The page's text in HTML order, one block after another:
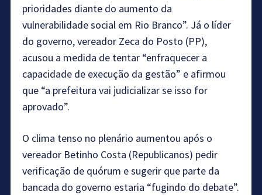
prioridades diante do aumento da
vulnerabilidade social em Rio Branco”. Já o líder
do governo, vereador Zeca do Posto (PP),
acusou a medida de tentar “enfraquecer a
capacidade de execução da gestão” e afirmou
que “a prefeitura vai judicializar se isso for
aprovado”.
O clima tenso no plenário aumentou após o
vereador Betinho Costa (Republicanos) pedir
verificação de quórum e sugerir que parte da
bancada do governo estaria “fugindo do debate”.